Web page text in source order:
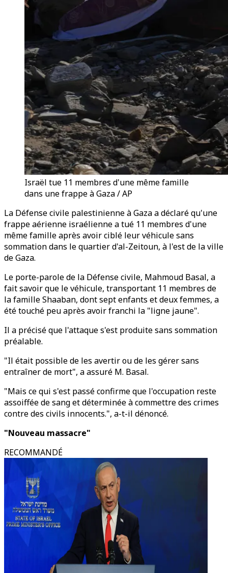
Israël tue 11 membres d'une même famille
dans une frappe à Gaza / AP
La Défense civile palestinienne à Gaza a déclaré qu'une
frappe aérienne israélienne a tué 11 membres d'une
même famille après avoir ciblé leur véhicule sans
sommation dans le quartier d'al-Zeitoun, à l'est de la ville
de Gaza.
Le porte-parole de la Défense civile, Mahmoud Basal, a
fait savoir que le véhicule, transportant 11 membres de
la famille Shaaban, dont sept enfants et deux femmes, a
été touché peu après avoir franchi la "ligne jaune".
Il a précisé que l'attaque s'est produite sans sommation
préalable.
"Il était possible de les avertir ou de les gérer sans
entraîner de mort", a assuré M. Basal.
"Mais ce qui s'est passé confirme que l'occupation reste
assoiffée de sang et déterminée à commettre des crimes
contre des civils innocents.", a-t-il dénoncé.
"Nouveau massacre"
RECOMMANDÉ